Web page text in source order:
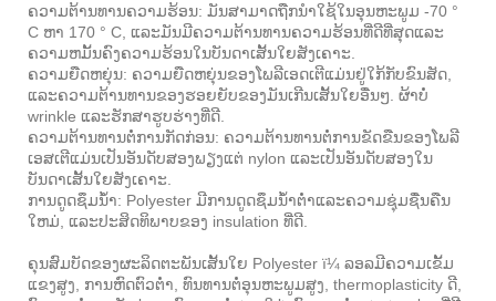
ຄວາມຕ້ານທານຄວາມຮ້ອນ: ມັນສາມາດຖືກນໍາໃຊ້ໃນອຸນຫະພູມ -70 °
C ຫາ 170 ° C, ແລະມັນມີຄວາມຕ້ານທານຄວາມຮ້ອນທີ່ດີທີ່ສຸດແລະ
ຄວາມຫມັ້ນຄົງຄວາມຮ້ອນໃນບັນດາເສັ້ນໃຍສັງເຄາະ.
ຄວາມຍືດຫຍຸ່ນ: ຄວາມຍືດຫຍຸ່ນຂອງໂພລີເອດເຕີແມ່ນຢູ່ໃກ້ກັບຂົນສັດ,
ແລະຄວາມຕ້ານທານຂອງຮອຍຍັບຂອງມັນເກີນເສັ້ນໃຍອື່ນໆ. ຜ້າບໍ່
wrinkle ແລະຮັກສາຮູບຮ່າງທີ່ດີ.
ຄວາມຕ້ານທານຕໍ່ການກັດກ່ອນ: ຄວາມຕ້ານທານຕໍ່ການຂັດຂືນຂອງໂພລີ
ເອສເຕີແມ່ນເປັນອັນດັບສອງພຽງແຕ່ nylon ແລະເປັນອັນດັບສອງໃນ
ບັນດາເສັ້ນໃຍສັງເຄາະ.
ການດູດຊຶມນ້ໍາ: Polyester ມີການດູດຊຶມນ້ໍາຕ່ໍາແລະຄວາມຊຸ່ມຊື່ນຄືນ
ໃຫມ່, ແລະປະສິດທິພາບຂອງ insulation ທີ່ດີ.
ຄຸນສົມບັດຂອງຜະລິດຕະພັນເສັ້ນໃຍ Polyester ï¼ ລອລມີຄວາມເຂັ້ມ
ແຂງສູງ, ການຫົດຕົວຕໍ່າ, ທົນທານຕໍ່ອຸນຫະພູມສູງ, thermoplasticity ດີ,